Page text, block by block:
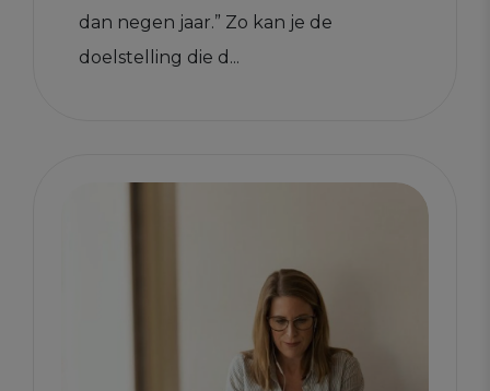
dan negen jaar.” Zo kan je de
doelstelling die d...